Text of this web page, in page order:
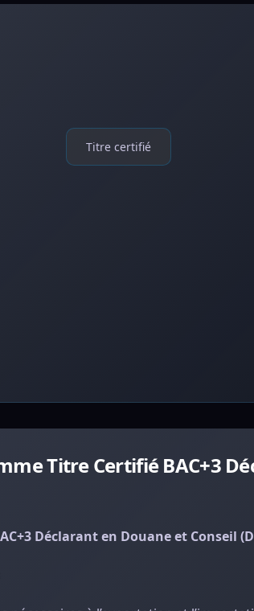
Titre certifié
Titre Certifié BAC+3
Déclarant en Douane et Conseil